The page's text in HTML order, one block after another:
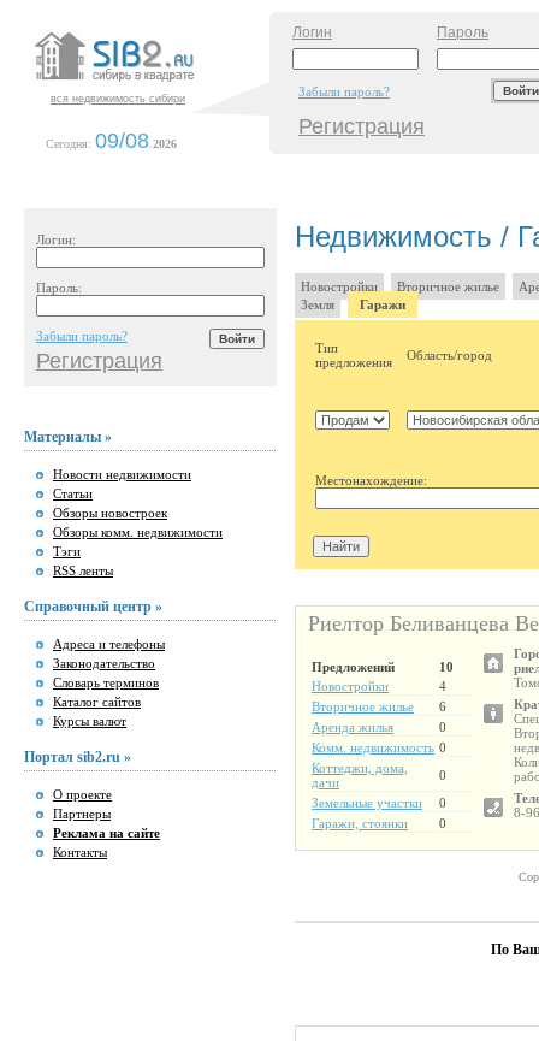
вся недвижимость сибири
Сегодня: 09/08 2026
Логин Пароль
Забыли пароль?
Регистрация
Логин:
Пароль:
Забыли пароль?
Регистрация
Материалы »
Новости недвижимости
Статьи
Обзоры новостроек
Обзоры комм. недвижимости
Тэги
RSS ленты
Справочный центр »
Адреса и телефоны
Законодательство
Словарь терминов
Каталог сайтов
Курсы валют
Портал sib2.ru »
О проекте
Партнеры
Реклама на сайте
Контакты
Недвижимость /
Новостройки Вторичное жилье
Земля
Гаражи
Тип
предложения
Область/город
Местонахождение:
Риелтор Беливанцева
Предложений
10
Новостройки
4
Вторичное жилье
6
Аренда жилья
0
Комм. недвижимость 0
Коттеджи, дома,
дачи
0
Земельные участки
0
Гаражи, стоянки
0
8-
По